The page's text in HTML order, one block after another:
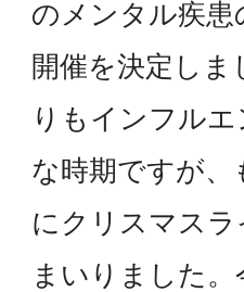
のメンタル疾患
開催を決定しま
りもインフル
な時期ですが、
にクリスマスラ
まいりました。